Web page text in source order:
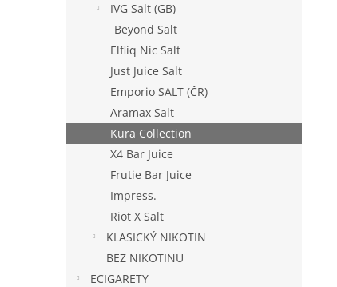
IVG Salt (GB)
Beyond Salt
Elfliq Nic Salt
Just Juice Salt
Emporio SALT (ČR)
Aramax Salt
Kura Collection
X4 Bar Juice
Frutie Bar Juice
Impress.
Riot X Salt
KLASICKÝ NIKOTIN
BEZ NIKOTINU
ECIGARETY